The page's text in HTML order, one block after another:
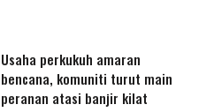
Usaha perkukuh amaran
bencana, komuniti turut main
peranan atasi banjir kilat